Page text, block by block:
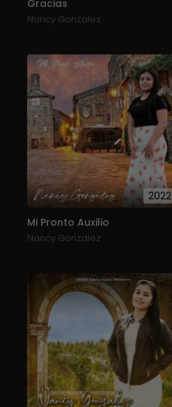
Gracias
Nancy Gonzalez
2022
Mi Pronto Auxilio
Nancy Gonzalez